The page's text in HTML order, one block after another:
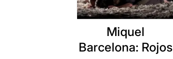
Miquel
Barcelona: Rojos